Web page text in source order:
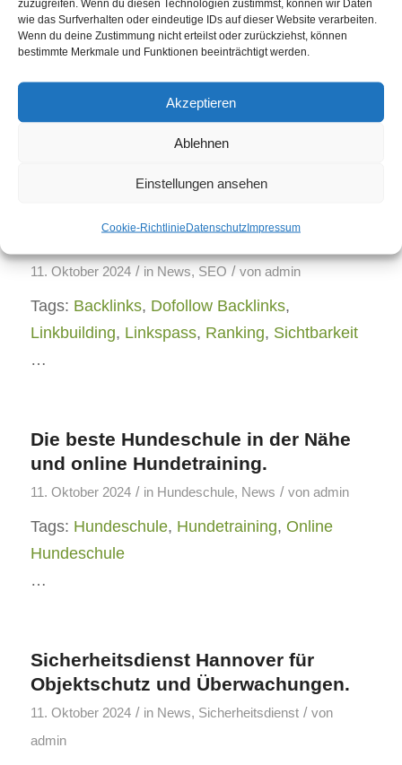
zuzugreifen. Wenn du diesen Technologien zustimmst, können wir Daten
wie das Surfverhalten oder eindeutige IDs auf dieser Website verarbeiten.
Wenn du deine Zustimmung nicht erteilst oder zurückziehst, können
bestimmte Merkmale und Funktionen beeinträchtigt werden.
Akzeptieren
Ablehnen
Einstellungen ansehen
Cookie-RichtlinieDatenschutzImpressum
Keywordkönig
Keywordkönig
Kollektives Netzwerk zur SEO
11. Oktober 2024 / in News, SEO / von admin
Tags: Backlinks, Dofollow Backlinks,
Linkbuilding, Linkspass, Ranking, Sichtbarkeit
…
Die beste Hundeschule in der Nähe
und online Hundetraining.
11. Oktober 2024 / in Hundeschule, News / von admin
Tags: Hundeschule, Hundetraining, Online
Hundeschule
…
Sicherheitsdienst Hannover für
Objektschutz und Überwachungen.
11. Oktober 2024 / in News, Sicherheitsdienst / von
admin